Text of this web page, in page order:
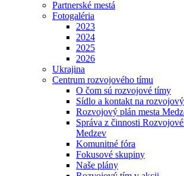
Partnerské mestá
Fotogaléria
2023
2024
2025
2026
Ukrajina
Centrum rozvojového tímu
O čom sú rozvojové tímy
Sídlo a kontakt na
Rozvojový plán mesta
Správa z činnosti
Medzev
Komunitné fóra
Fokusové skupiny
Naše plány